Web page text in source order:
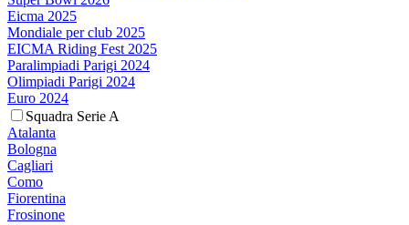
Eicma 2025
Mondiale per club 2025
EICMA Riding Fest 2025
Paralimpiadi Parigi 2024
Olimpiadi Parigi 2024
Euro 2024
Squadra Serie A
Atalanta
Bologna
Cagliari
Como
Fiorentina
Frosinone